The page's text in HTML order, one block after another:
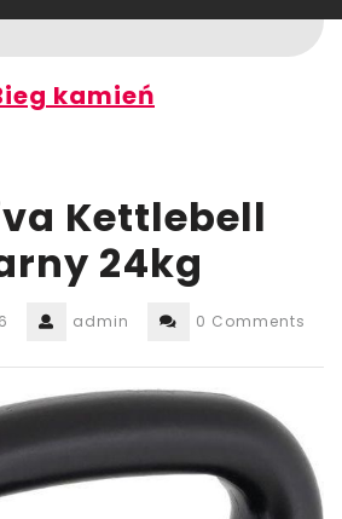
kamień
Kettlebell
24kg
admin 0 Comments